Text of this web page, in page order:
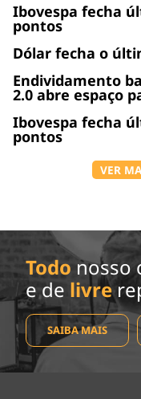
Ibovespa fecha
pontos
Dólar fecha o
Endividamento
2.0 abre espaço
Ibovespa fecha
pontos
VER
Todo nosso
e de livre
SAIBA MAIS